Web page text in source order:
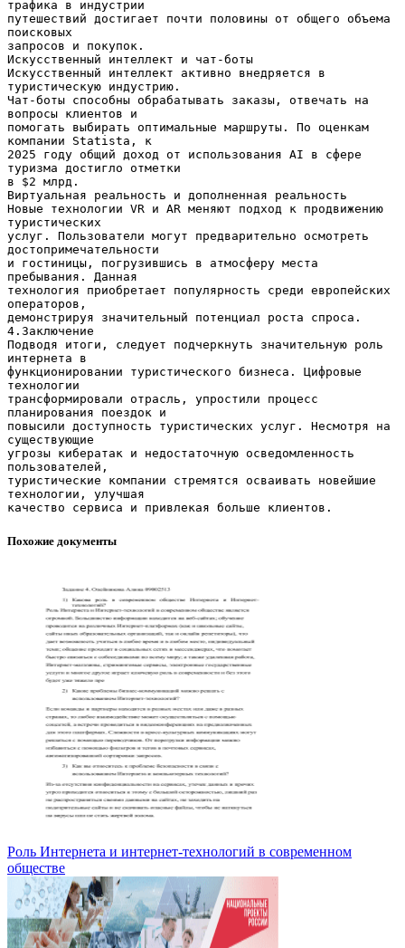
трафика в индустрии
путешествий достигает почти половины от общего объема
поисковых
запросов и покупок.
Искусственный интеллект и чат-боты
Искусственный интеллект активно внедряется в
туристическую индустрию.
Чат-боты способны обрабатывать заказы, отвечать на
вопросы клиентов и
помогать выбирать оптимальные маршруты. По оценкам
компании Statista, к
2025 году общий доход от использования AI в сфере
туризма достигло отметки
в $2 млрд.
Виртуальная реальность и дополненная реальность
Новые технологии VR и AR меняют подход к продвижению
туристических
услуг. Пользователи могут предварительно осмотреть
достопримечательности
и гостиницы, погрузившись в атмосферу места
пребывания. Данная
технология приобретает популярность среди европейских
операторов,
демонстрируя значительный потенциал роста спроса.
4.Заключение
Подводя итоги, следует подчеркнуть значительную роль
интернета в
функционировании туристического бизнеса. Цифровые
технологии
трансформировали отрасль, упростили процесс
планирования поездок и
повысили доступность туристических услуг. Несмотря на
существующие
угрозы кибератак и недостаточную осведомленность
пользователей,
туристические компании стремятся осваивать новейшие
технологии, улучшая
Похожие документы
Роль Интернета и интернет-технологий в современном
обществе